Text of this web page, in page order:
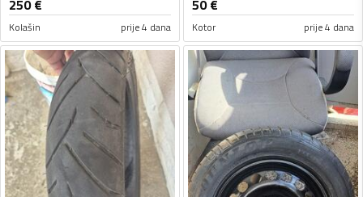
250€
Kolašin prije 4 dana
50€
Kotor prije 4 dana